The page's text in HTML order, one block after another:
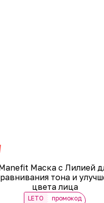
Маска с Лилией
тона и
цвета лица
LETO промокод